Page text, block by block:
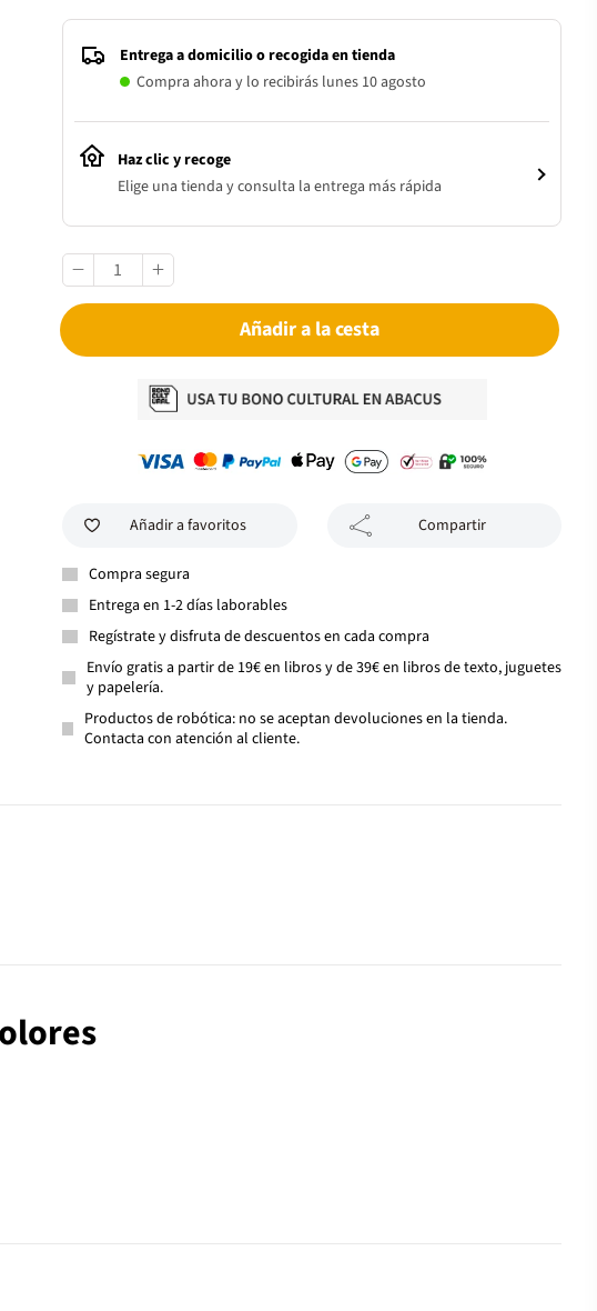
Entrega a domicilio o recogida en tienda
Compra ahora y lo recibirás lunes 10 agosto
Haz clic y recoge
Elige una tienda y consulta la entrega más rápida
Añadir a la cesta
Añadir a favoritos Compartir
Compra segura
Entrega en 1-2 días laborables
Regístrate y disfruta de descuentos en cada compra
Envío gratis a partir de 19€ en libros y de 39€ en libros de texto, juguetes
y papelería.
Productos de robótica: no se aceptan devoluciones en la tienda.
Contacta con atención al cliente.